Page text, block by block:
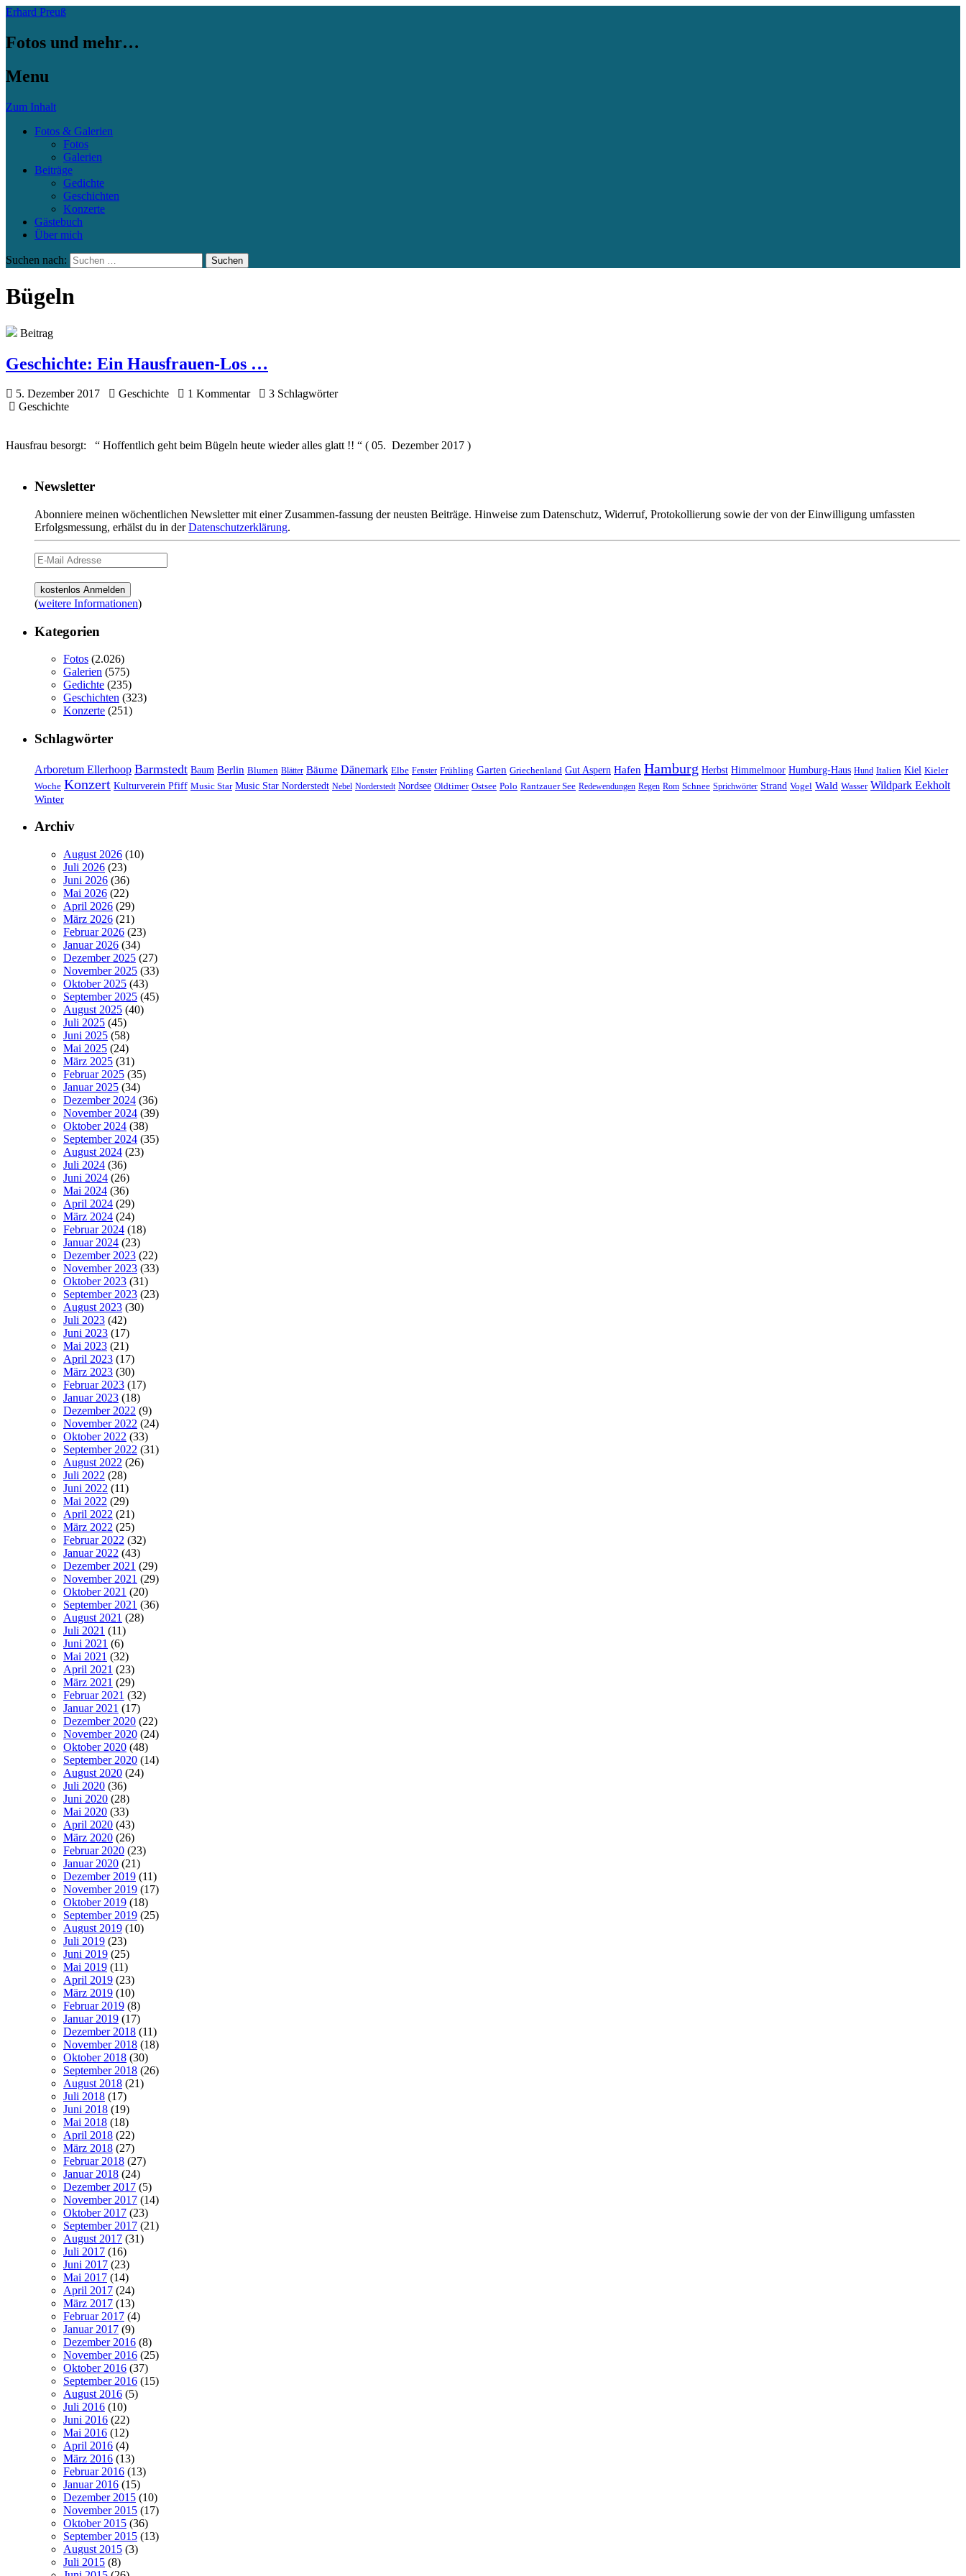
Erhard Preuß
Fotos und mehr…
Menu
Zum Inhalt
Fotos & Galerien
Fotos
Galerien
Beiträge
Gedichte
Geschichten
Konzerte
Gästebuch
Über mich
Suchen nach:
Bügeln
Beitrag
Geschichte: Ein Hausfrauen-Los …
5. Dezember 2017 Geschichte 1 Kommentar
3 Schlagwörter
Geschichte
Hausfrau besorgt: “ Hoffentlich geht beim Bügeln heute wieder alles glatt !! “ ( 05. Dezember 2017 )
Newsletter
Abonniere meinen wöchentlichen Newsletter mit einer Zusammen-fassung der neusten Beiträge. Hinweise zum Datenschutz, Widerruf, Protokollierung sowie der von der Einwilligung umfassten
Erfolgsmessung, erhälst du in derDatenschutzerklärung.
(weitere Informationen)
Kategorien
Fotos (2.026)
Galerien (575)
Gedichte (235)
Geschichten (323)
Konzerte (251)
Schlagwörter
Arboretum Ellerhoop Barmstedt Baum Berlin Blumen Blätter Bäume Dänemark Elbe Fenster Frühling Garten Griechenland Gut Aspern Hafen Hamburg Herbst Himmelmoor Humburg-Haus Hund Italien Kiel Kieler
Woche Konzert Kulturverein Pfiff Music Star Music Star Norderstedt Nebel Norderstedt Nordsee Oldtimer Ostsee Polo Rantzauer See Redewendungen Regen Rom Schnee Sprichwörter Strand Vogel Wald Wasser Wildpark Eekholt
Winter
Archiv
August 2026 (10)
Juli 2026 (23)
Juni 2026 (36)
Mai 2026 (22)
April 2026 (29)
März 2026 (21)
Februar 2026 (23)
Januar 2026 (34)
Dezember 2025 (27)
November 2025 (33)
Oktober 2025 (43)
September 2025 (45)
August 2025 (40)
Juli 2025 (45)
Juni 2025 (58)
Mai 2025 (24)
März 2025 (31)
Februar 2025 (35)
Januar 2025 (34)
Dezember 2024 (36)
November 2024 (39)
Oktober 2024 (38)
September 2024 (35)
August 2024 (23)
Juli 2024 (36)
Juni 2024 (26)
Mai 2024 (36)
April 2024 (29)
März 2024 (24)
Februar 2024 (18)
Januar 2024 (23)
Dezember 2023 (22)
November 2023 (33)
Oktober 2023 (31)
September 2023 (23)
August 2023 (30)
Juli 2023 (42)
Juni 2023 (17)
Mai 2023 (21)
April 2023 (17)
März 2023 (30)
Februar 2023 (17)
Januar 2023 (18)
Dezember 2022 (9)
November 2022 (24)
Oktober 2022 (33)
September 2022 (31)
August 2022 (26)
Juli 2022 (28)
Juni 2022 (11)
Mai 2022 (29)
April 2022 (21)
März 2022 (25)
Februar 2022 (32)
Januar 2022 (43)
Dezember 2021 (29)
November 2021 (29)
Oktober 2021 (20)
September 2021 (36)
August 2021 (28)
Juli 2021 (11)
Juni 2021 (6)
Mai 2021 (32)
April 2021 (23)
März 2021 (29)
Februar 2021 (32)
Januar 2021 (17)
Dezember 2020 (22)
November 2020 (24)
Oktober 2020 (48)
September 2020 (14)
August 2020 (24)
Juli 2020 (36)
Juni 2020 (28)
Mai 2020 (33)
April 2020 (43)
März 2020 (26)
Februar 2020 (23)
Januar 2020 (21)
Dezember 2019 (11)
November 2019 (17)
Oktober 2019 (18)
September 2019 (25)
August 2019 (10)
Juli 2019 (23)
Juni 2019 (25)
Mai 2019 (11)
April 2019 (23)
März 2019 (10)
Februar 2019 (8)
Januar 2019 (17)
Dezember 2018 (11)
November 2018 (18)
Oktober 2018 (30)
September 2018 (26)
August 2018 (21)
Juli 2018 (17)
Juni 2018 (19)
Mai 2018 (18)
April 2018 (22)
März 2018 (27)
Februar 2018 (27)
Januar 2018 (24)
Dezember 2017 (5)
November 2017 (14)
Oktober 2017 (23)
September 2017 (21)
August 2017 (31)
Juli 2017 (16)
Juni 2017 (23)
Mai 2017 (14)
April 2017 (24)
März 2017 (13)
Februar 2017 (4)
Januar 2017 (9)
Dezember 2016 (8)
November 2016 (25)
Oktober 2016 (37)
September 2016 (15)
August 2016 (5)
Juli 2016 (10)
Juni 2016 (22)
Mai 2016 (12)
April 2016 (4)
März 2016 (13)
Februar 2016 (13)
Januar 2016 (15)
Dezember 2015 (10)
November 2015 (17)
Oktober 2015 (36)
September 2015 (13)
August 2015 (3)
Juli 2015 (8)